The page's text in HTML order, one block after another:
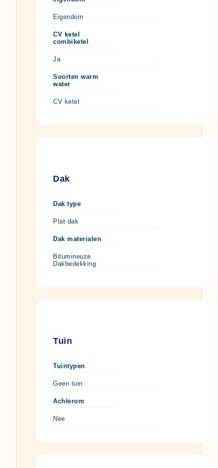
Eigendom
CV ketel
combiketel
Ja
Soorten warm
water
CV ketel
Dak
Dak type
Plat dak
Dak materialen
Bitumineuze
Dakbedekking
Tuin
Tuintypen
Geen tuin
Achterom
Nee